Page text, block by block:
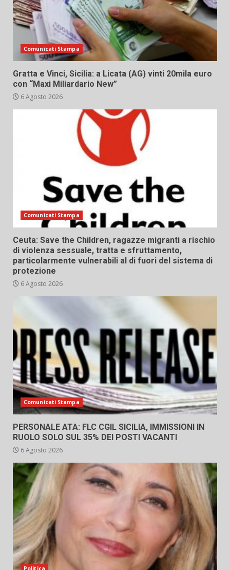
Comunicati Stampa
Gratta e Vinci, Sicilia: a Licata (AG) vinti 20mila euro
con “Maxi Miliardario New”
6 Agosto 2026
Comunicati Stampa
Ceuta: Save the Children, ragazze migranti a rischio
di violenza sessuale, tratta e sfruttamento,
particolarmente vulnerabili al di fuori del sistema di
protezione
6 Agosto 2026
Comunicati Stampa
PERSONALE ATA: FLC CGIL SICILIA, IMMISSIONI IN
RUOLO SOLO SUL 35% DEI POSTI VACANTI
6 Agosto 2026